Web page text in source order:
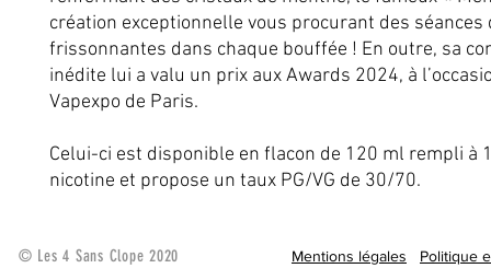
création exceptionnelle vous procurant des séances
frissonnantes dans chaque bouffée ! En outre, sa
inédite lui a valu un prix aux Awards 2024, à
Vapexpo de Paris.
Celui-ci est disponible en flacon de 120 ml rempli à
nicotine et propose un taux PG/VG de 30/70.
© Les 4 Sans Clope 2020 Mentions légales Politique